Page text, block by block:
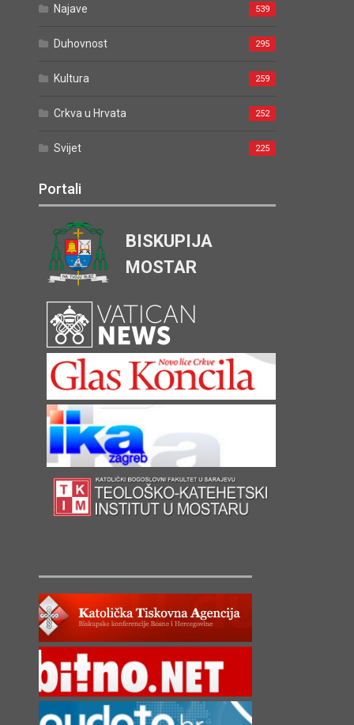
Najave 539
Duhovnost 295
Kultura 259
Crkva u Hrvata 252
Svijet 225
Portali
BISKUPIJA
MOSTAR